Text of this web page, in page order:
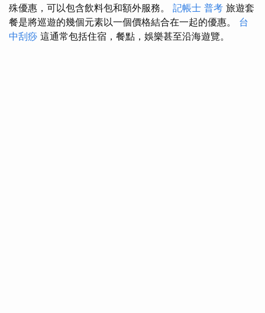
殊優惠，可以包含飲料包和額外服務。 記帳士 普考 旅遊套
餐是將巡遊的幾個元素以一個價格結合在一起的優惠。 台
中刮痧 這通常包括住宿，餐點，娛樂甚至沿海遊覽。